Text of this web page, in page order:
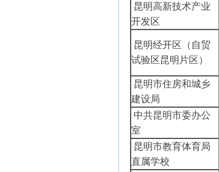
昆明高新技术产业
开发区
昆明经开区（自贸
试验区昆明片区）
昆明市住房和城乡
建设局
中共昆明市委办公
室
昆明市教育体育局
直属学校